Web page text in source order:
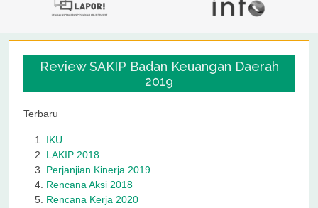
Review SAKIP Badan Keuangan Daerah
2019
Terbaru
IKU
LAKIP 2018
Perjanjian Kinerja 2019
Rencana Aksi 2018
Rencana Kerja 2020